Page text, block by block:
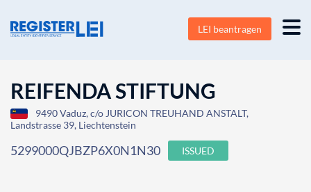
LEI beantragen
REIFENDA STIFTUNG
9490 Vaduz, c/o JURICON TREUHAND ANSTALT,
Landstrasse 39, Liechtenstein
5299000QJBZP6X0N1N30 ISSUED